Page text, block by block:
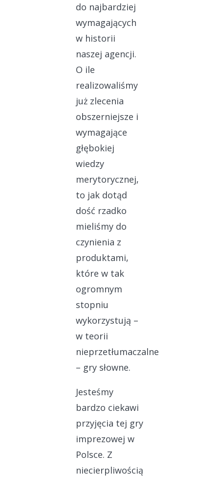
do najbardziej
wymagających
w historii
naszej agencji.
O ile
realizowaliśmy
już zlecenia
obszerniejsze i
wymagające
głębokiej
wiedzy
merytorycznej,
to jak dotąd
dość rzadko
mieliśmy do
czynienia z
produktami,
które w tak
ogromnym
stopniu
wykorzystują –
w teorii
nieprzetłumaczalne
– gry słowne.
Jesteśmy
bardzo ciekawi
przyjęcia tej gry
imprezowej w
Polsce. Z
niecierpliwością